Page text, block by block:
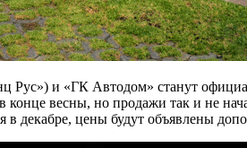
Рус») и «ГК Автодом» станут
весны, но продажи так и не
декабре, цены будут объявлены